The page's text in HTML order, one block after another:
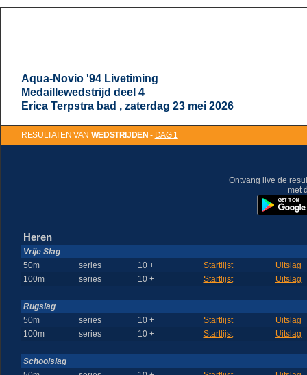
Aqua-Novio '94 Livetiming
Medaillewedstrijd deel 4
Erica Terpstra bad , zaterdag 23 mei 2026
RESULTATEN VAN WEDSTRIJDEN - DAG 1
Ontvang live de
met
Heren
Vrije Slag
50m
series 10 + Startlijst
Uitslag
100m
series 10 + Startlijst Uitslag
Rugslag
50m
series 10 + Startlijst
Uitslag
100m
series 10 + Startlijst Uitslag
Schoolslag